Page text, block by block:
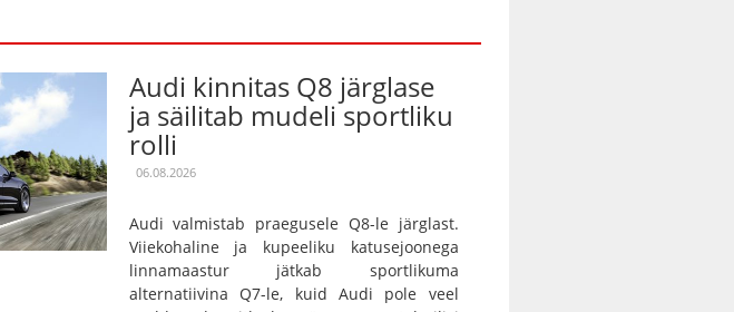
Audi kinnitas Q8 järglase
ja säilitab mudeli sportliku
rolli
06.08.2026
Audi valmistab praegusele Q8-le järglast.
Viiekohaline ja kupeeliku katusejoonega
linnamaastur jätkab sportlikuma
alternatiivina Q7-le, kuid Audi pole veel